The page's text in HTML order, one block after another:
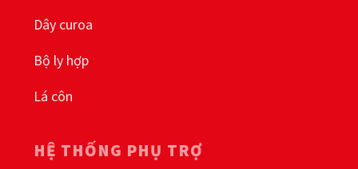
Dây curoa
Bộ ly hợp
Lá côn
HỆ THỐNG PHỤ TRỢ